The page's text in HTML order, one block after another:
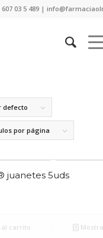
607 03 5 489 |
defecto
por página
juanetes 5uds
carrito